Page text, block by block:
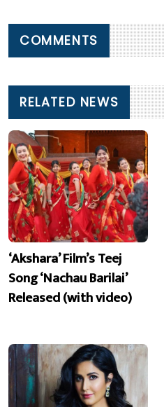
COMMENTS
RELATED NEWS
‘Akshara’ Film’s Teej
Song ‘Nachau Barilai’
Released (with video)